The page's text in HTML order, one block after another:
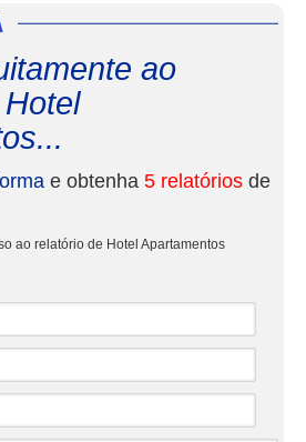
ao
e obtenha 5 relatórios de
ao relatório de Hotel Apartamentos